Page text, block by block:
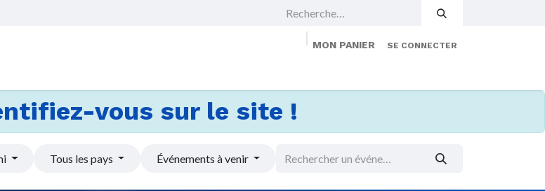
MON PANIER SE CONNECTER
vous sur le site !
Tous les pays Événements à venir